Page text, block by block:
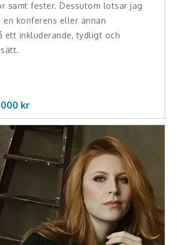
samt fester. Dessutom lotsar jag
en konferens eller annan
ett inkluderande, tydligt och
kr